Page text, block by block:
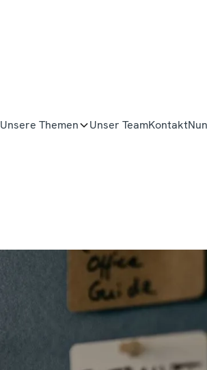
Unsere Themen Unser TeamKontakt